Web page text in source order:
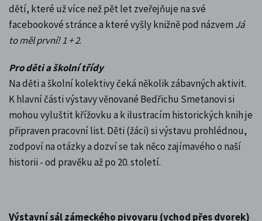
dětí, které už více než pět let zveřejňuje na své
facebookové stránce a které vyšly knižně pod názvem Já
to měl první! 1 + 2.
Pro děti a školní třídy
Na děti a školní kolektivy čeká několik zábavných aktivit.
K hlavní části výstavy věnované Bedřichu Smetanovi si
mohou vyluštit křížovku a k ilustracím historických knih je
připraven pracovní list. Děti (žáci) si výstavu prohlédnou,
zodpoví na otázky a dozví se tak něco zajímavého o naší
historii - od pravěku až po 20. století.
Výstavní sál zámeckého pivovaru (vchod přes dvorek)